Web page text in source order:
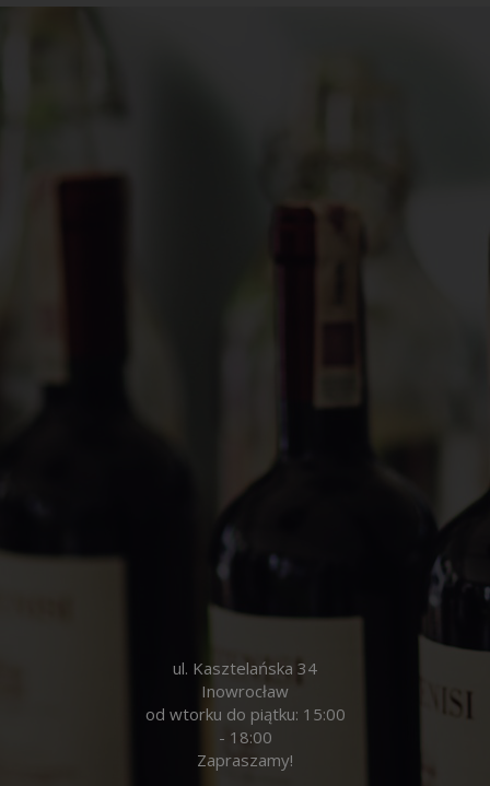
ul. Kasztelańska 34
Inowrocław
od wtorku do piątku: 15:00
- 18:00
Zapraszamy!